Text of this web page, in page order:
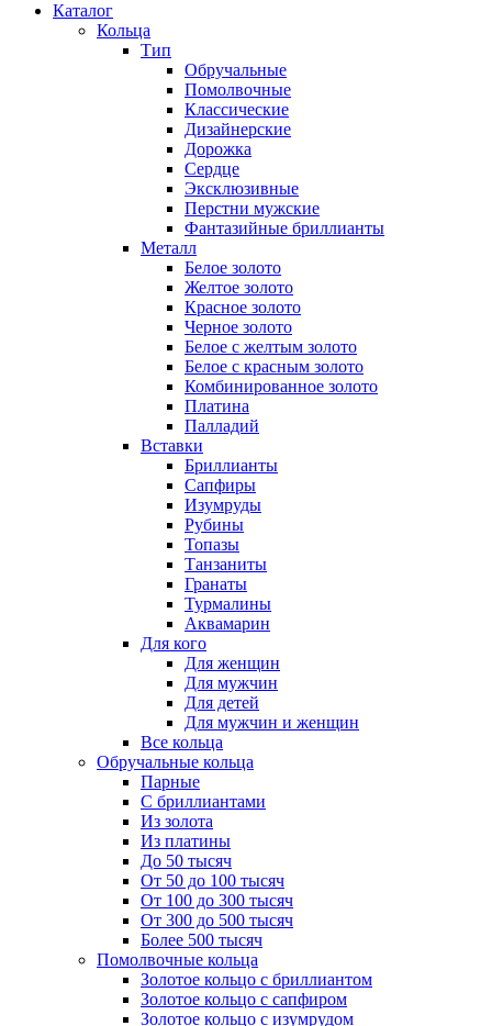
Каталог
Кольца
Тип
Обручальные
Помолвочные
Классические
Дизайнерские
Дорожка
Сердце
Эксклюзивные
Перстни мужские
Фантазийные бриллианты
Металл
Белое золото
Желтое золото
Красное золото
Черное золото
Белое с желтым золото
Белое с красным золото
Комбинированное золото
Платина
Палладий
Вставки
Бриллианты
Сапфиры
Изумруды
Рубины
Топазы
Танзаниты
Гранаты
Турмалины
Аквамарин
Для кого
Для женщин
Для мужчин
Для детей
Для мужчин и женщин
Все кольца
Обручальные кольца
Парные
С бриллиантами
Из золота
Из платины
До 50 тысяч
От 50 до 100 тысяч
От 100 до 300 тысяч
От 300 до 500 тысяч
Более 500 тысяч
Помолвочные кольца
Золотое кольцо с бриллиантом
Золотое кольцо с сапфиром
Золотое кольцо с изумрудом